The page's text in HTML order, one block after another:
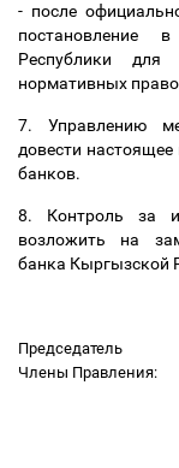
- после
постановление
Республики для
нормативных
7. Управлению
довести
банков.
8. Контроль за
возложить на
банка Кыргызской
Председатель
Члены Правления: